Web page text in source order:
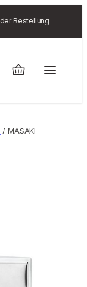
Bestellung
/ MASAKI